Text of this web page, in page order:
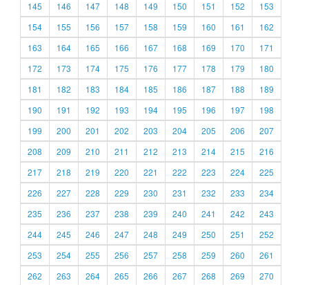
145
146 147 148 149 150 151 152
153
154
155 156 157 158 159 160 161
162
163
164 165 166 167 168 169 170
171
172
173 174 175 176 177 178 179
180
181
182 183 184 185 186 187 188
189
190
191 192 193 194 195 196 197
198
199
200 201 202 203 204 205 206
207
208
209 210 211 212 213 214 215
216
217
218 219 220 221 222 223 224
225
226
227 228 229 230 231 232 233
234
235
236 237 238 239 240 241 242
243
244
245 246 247 248 249 250 251
252
253
254 255 256 257 258 259 260
261
262
263 264 265 266 267 268 269
270